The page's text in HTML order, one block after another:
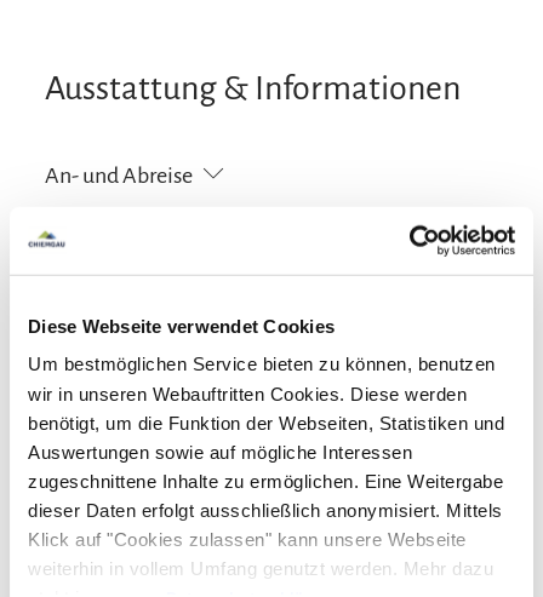
Diese Webseite verwendet Cookies
Um bestmöglichen Service bieten zu können, benutzen
wir in unseren Webauftritten Cookies. Diese werden
benötigt, um die Funktion der Webseiten, Statistiken und
Auswertungen sowie auf mögliche Interessen
zugeschnittene Inhalte zu ermöglichen. Eine Weitergabe
dieser Daten erfolgt ausschließlich anonymisiert. Mittels
Klick auf "Cookies zulassen" kann unsere Webseite
weiterhin in vollem Umfang genutzt werden. Mehr dazu
Ausstattung & Informationen
An- und Abreise
Services
kostenloser Parkplatz
Gepäckaufbewahrung
Allergikerfreundliche Zimmer verfügbar
Behindertengerechte Parkplätze
Geldautomat vor Ort
Grundstück umzäunt
Parkplatz am Haus
Raucherbereich
Rucksackverleih
Zahlungsoptionen vor Ort
Ausschließlich Barzahlung
Aktivitäten
Radfahren Skifahren Touren zu Fuß Wandern
Richtlinien